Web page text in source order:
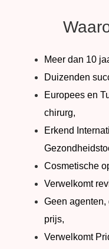
Meer dan 10
Duizenden
Europees en
chirurg,
Erkend
Cosmetische
Verwelkomt
Geen agenten,
prijs,
Verwelkomt